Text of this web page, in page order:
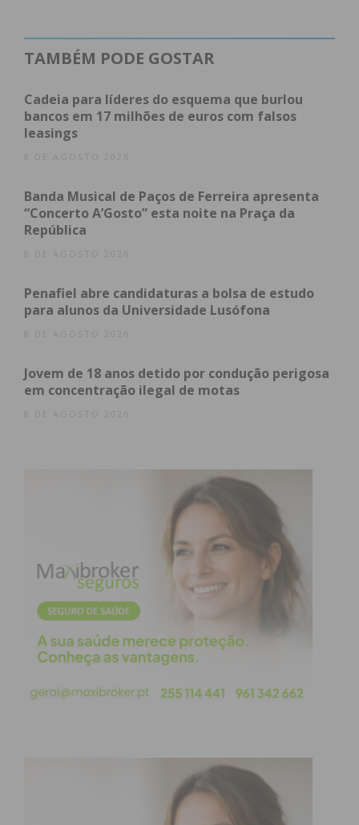
artes circenses, jogos tradicionais, workshops, feira
de artesanato, animação para os mais novos e
alimentação.
grupos “Lôa Trovadoresca” e “Malatitsch”. Às 21h
vai haver teatro protagonizado pelo Grupo de
Teatro Diamante de Oldrões, às 22h30 animação
equestre e às 23h30 a encenação da queimada
No sábado, o recinto abre às 10h e vai contar com
o dia, por parte dos grupos “Lôa Trovadoresca”,
“Trupe “Os Al’meidas”” e “Malatitsch”. Ao início da
tarde (15h30) vai ser apresentado o novo roteiro
compreensão, consolidação e valorização da ruína
– o caso de Monte Mozinho, Penafiel”. Mais tarde,
pelas 18h00, realiza-se um o workshop “Produção
Cerveja como a Nortada”. O programa deste
segundo dia termina com a animação equestre
(21h) e com a encenação da queimada galega
(23h30).
Por sua vez, no domingo, a abertura ao público é
vão poder desfrutar da música dos “Trupe “Os
De salientar que, no sábado e no domingo, vão ser
promovidas visitas guiadas ao Castro de Monte
Mozinho das 11h30 às 17h.
TAMBÉM PODE GOSTAR
Cadeia para líderes do esquema que burlou
bancos em 17 milhões de euros com falsos
leasings
8 DE AGOSTO 2026
Banda Musical de Paços de Ferreira apresenta
“Concerto A’Gosto” esta noite na Praça da
República
8 DE AGOSTO 2026
Penafiel abre candidaturas a bolsa de estudo
para alunos da Universidade Lusófona
8 DE AGOSTO 2026
Jovem de 18 anos detido por condução perigosa
em concentração ilegal de motas
8 DE AGOSTO 2026